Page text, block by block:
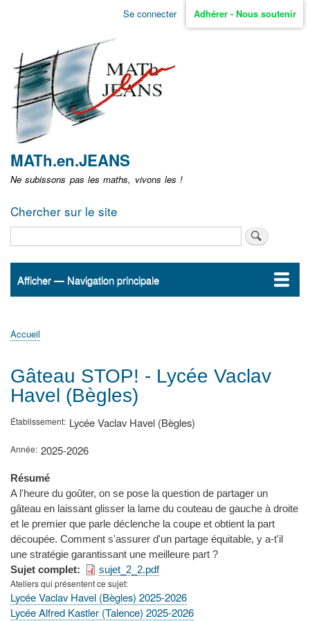
Aller
non
identifié
Se connecter Adhérer - Nous soutenir
MATh.en.JEANS
Ne subissons pas les maths, vivons les !
Chercher sur le site
Navigation
Afficher — Navigation principale
Accueil
ActualitésMATh.en.JEANS ?
Régions et Ateliers
Créer, gérer un atelier
Sujets/Publications
Congrès
d'Ariane
Accueil
Gâteau STOP! - Lycée Vaclav
Havel (Bègles)
Établissement Lycée Vaclav Havel (Bègles)
Année 2025-2026
Résumé
A l'heure du goûter, on se pose la question de partager un
gâteau en laissant glisser la lame du couteau de gauche à droite
et le premier que parle déclenche la coupe et obtient la part
découpée. Comment s'assurer d'un partage équitable, y a-t'il
une stratégie garantissant une meilleure part ?
Sujet complet
sujet_2_2.pdf
Ateliers qui présentent ce sujet
Lycée Vaclav Havel (Bègles) 2025-2026
Lycée Alfred Kastler (Talence) 2025-2026